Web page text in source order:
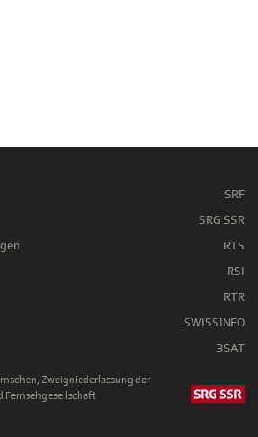
SRF
SRG SSR
RTS
RSI
RTR
SWISSINFO
3SAT
Zweigniederlassung der
Fernsehgesellschaft